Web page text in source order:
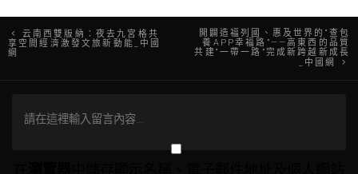
文
章
覽
云南西雙版納：夜去九宮格共
享空間經濟激發文旅新動能_中國
網
開闢造福列國、惠及世界的“查包
養APP幸福路”——高東西的品質
共建“一帶一路”完成新跨越新成長
_中國網